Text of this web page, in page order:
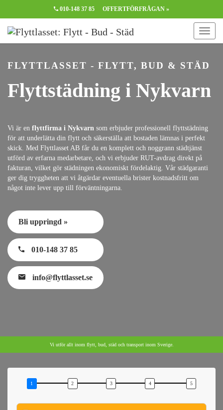
010-148 37 85 OFFERTFÖRFRÅGAN »
FLYTTLASSET - FLYTT, BUD & STÄD
Flyttstädning i Nykvarn
Vi är en flyttfirma i Nykvarn som erbjuder professionell flyttstädning
för att underlätta din flytt och säkerställa att bostaden lämnas i perfekt
skick. Med Flyttlasset AB får du en komplett och noggrann städtjänst
utförd av erfarna medarbetare, och vi erbjuder RUT-avdrag direkt på
fakturan, vilket gör städningen ekonomiskt fördelaktig. Vår städgaranti
ger dig tryggheten att vi åtgärdar eventuella brister kostnadsfritt om
något inte lever upp till förväntningarna.
Bli uppringd »
010-148 37 85
info@flyttlasset.se
Vi utför allt inom flytt, bud, städ och transport inom Sverige.